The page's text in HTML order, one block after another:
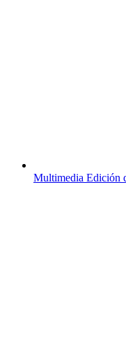
Multimedia Edición